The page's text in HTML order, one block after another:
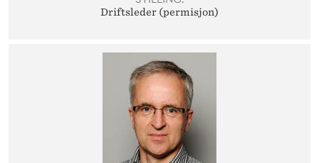
Driftsleder (permisjon)